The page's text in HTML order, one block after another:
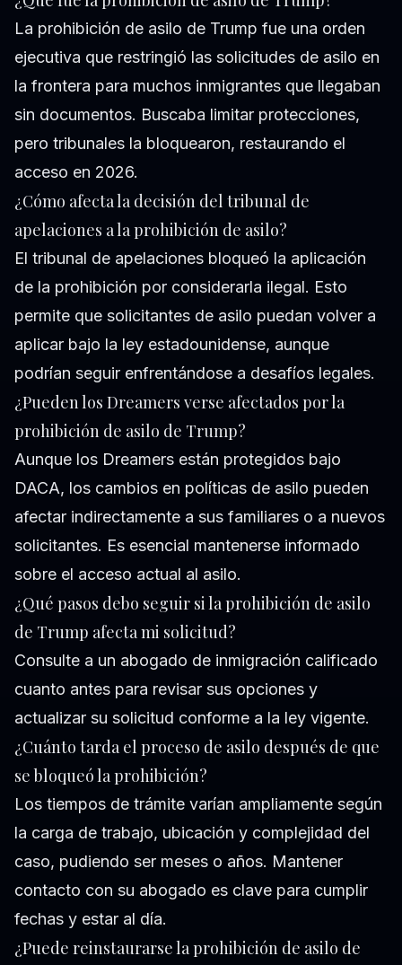
La prohibición de asilo de Trump fue una orden
ejecutiva que restringió las solicitudes de asilo en
la frontera para muchos inmigrantes que llegaban
sin documentos. Buscaba limitar protecciones,
pero tribunales la bloquearon, restaurando el
acceso en 2026.
¿Cómo afecta la decisión del tribunal de
apelaciones a la prohibición de asilo?
El tribunal de apelaciones bloqueó la aplicación
de la prohibición por considerarla ilegal. Esto
permite que solicitantes de asilo puedan volver a
aplicar bajo la ley estadounidense, aunque
podrían seguir enfrentándose a desafíos legales.
¿Pueden los Dreamers verse afectados por la
prohibición de asilo de Trump?
Aunque los Dreamers están protegidos bajo
DACA, los cambios en políticas de asilo pueden
afectar indirectamente a sus familiares o a nuevos
solicitantes. Es esencial mantenerse informado
sobre el acceso actual al asilo.
¿Qué pasos debo seguir si la prohibición de asilo
de Trump afecta mi solicitud?
Consulte a un abogado de inmigración calificado
cuanto antes para revisar sus opciones y
actualizar su solicitud conforme a la ley vigente.
¿Cuánto tarda el proceso de asilo después de que
se bloqueó la prohibición?
Los tiempos de trámite varían ampliamente según
la carga de trabajo, ubicación y complejidad del
caso, pudiendo ser meses o años. Mantener
contacto con su abogado es clave para cumplir
fechas y estar al día.
¿Puede reinstaurarse la prohibición de asilo de